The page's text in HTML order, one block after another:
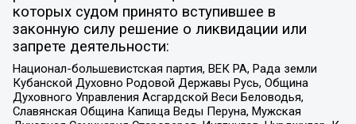
которых судом принято вступившее в
законную силу решение о ликвидации или
запрете деятельности:
Национал-большевистская партия, ВЕК РА, Рада земли
Кубанской Духовно Родовой Державы Русь, Община
Духовного Управления Асгардской Веси Беловодья,
Славянская Община Капища Веды Перуна, Мужская